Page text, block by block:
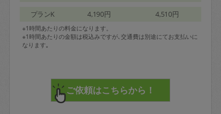
プランK 4,190円 4,510円
※1時間あたりの料金になります。
※1時間あたりの金額は税込みですが､交通費は別途にてお支払いに
なります｡